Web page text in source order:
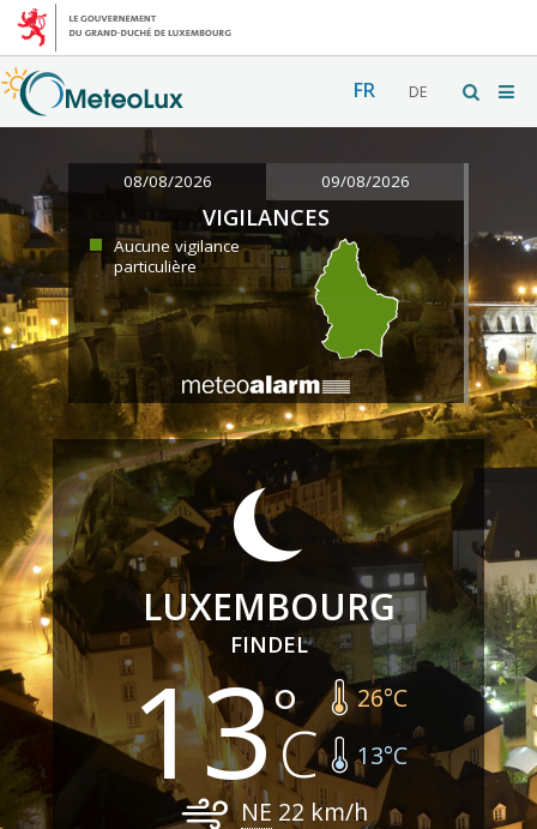
FR DE
08/08/2026 09/08/2026
VIGILANCES
Aucune vigilance
particulière
LUXEMBOURG
FINDEL
13 26°C
13°C
NE 22 km/h